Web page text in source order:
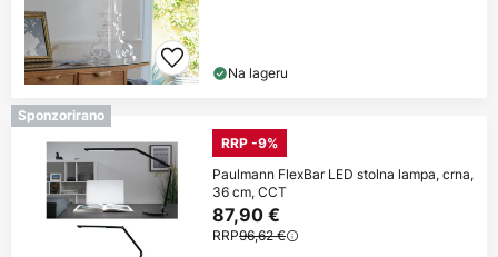
Na lageru
Sponzorirano
RRP -9%
Paulmann FlexBar LED stolna lampa, crna,
36 cm, CCT
87,90 €
RRP96,62 €